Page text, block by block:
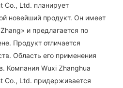
Co., Ltd. планирует
новейший продукт. Он имеет
и предлагается по
Продукт отличается
Область его применения
Компания Wuxi Zhanghua
Co., Ltd. придерживается